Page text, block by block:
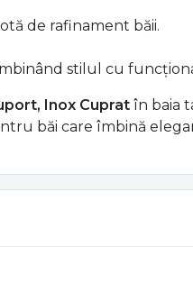
de rafinament băii.
stilul cu
Inox Cuprat în baia
băi care îmbină